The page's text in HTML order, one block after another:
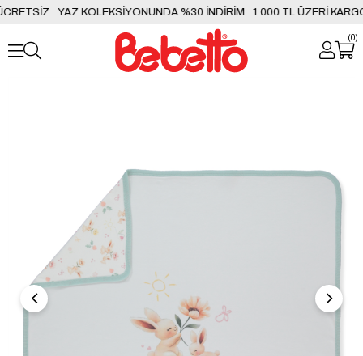
YAZ KOLEKSİYONUNDA %30 İNDİRİM 1.000 TL ÜZERİ
0